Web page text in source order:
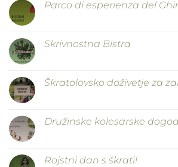
Parco di esperienza del
Skrivnostna Bistra
Škratolovsko doživetje za
Družinske kolesarske
Rojstni dan s škrati!